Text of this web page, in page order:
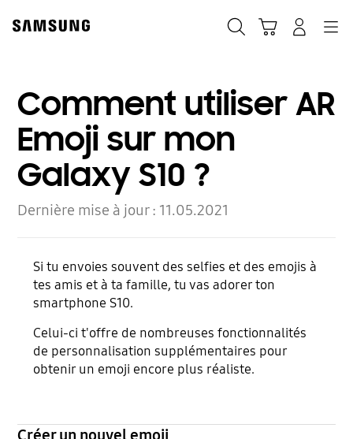
content
Comment utiliser AR
Emoji sur mon
Galaxy S10 ?
Dernière mise à jour : 11.05.2021
Si tu envoies souvent des selfies et des emojis à
tes amis et à ta famille, tu vas adorer ton
smartphone S10.
Celui-ci t'offre de nombreuses fonctionnalités
de personnalisation supplémentaires pour
obtenir un emoji encore plus réaliste.
Créer un nouvel emoji